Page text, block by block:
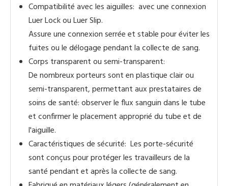
Compatibilité avec les aiguilles: avec une connexion
Luer Lock ou Luer Slip.
Assure une connexion serrée et stable pour éviter les
fuites ou le délogage pendant la collecte de sang.
Corps transparent ou semi-transparent:
De nombreux porteurs sont en plastique clair ou
semi-transparent, permettant aux prestataires de
soins de santé: observer le flux sanguin dans le tube
et confirmer le placement approprié du tube et de
l'aiguille.
Caractéristiques de sécurité: Les porte-sécurité
sont conçus pour protéger les travailleurs de la
santé pendant et après la collecte de sang.